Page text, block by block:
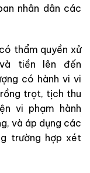
nhân dân các
thẩm quyền xử
tiền lên đến
có hành vi vi
trọt, tịch thu
vi phạm hành
và áp dụng các
trường hợp xét